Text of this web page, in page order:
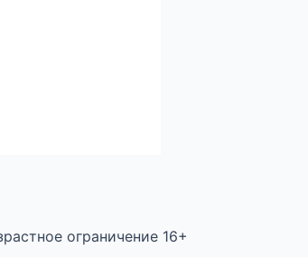
ограничение 16+